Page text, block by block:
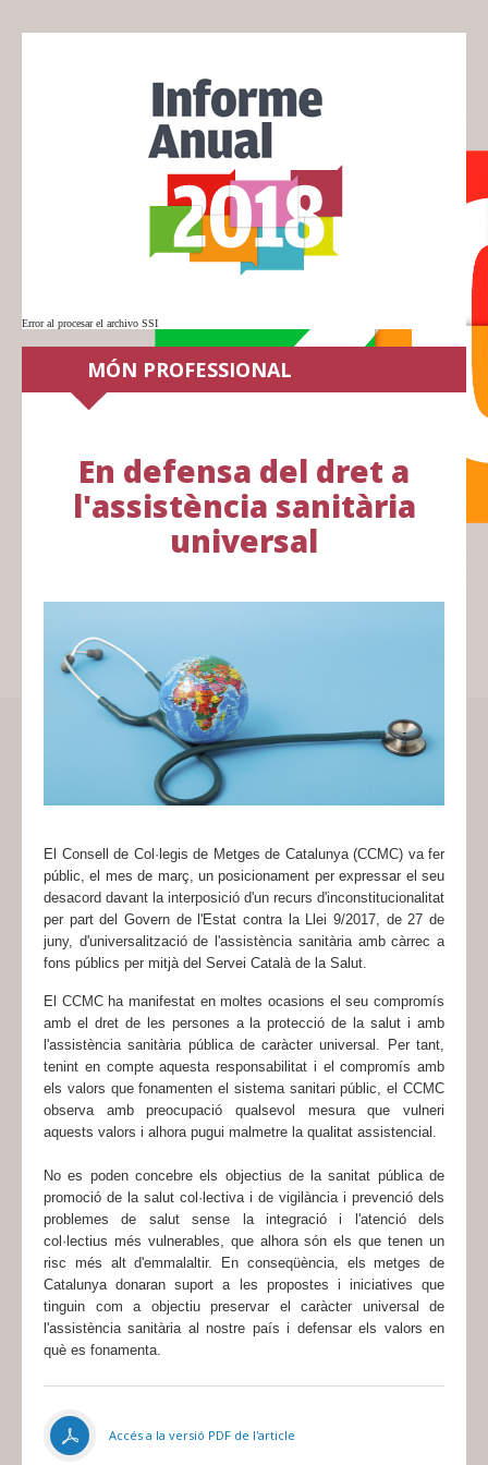
Error al procesar el archivo SSI
MÓN PROFESSIONAL
En defensa del dret a
l'assistència sanitària
universal
El Consell de Col·legis de Metges de Catalunya (CCMC) va fer
públic, el mes de març, un posicionament per expressar el seu
desacord davant la interposició d'un recurs d'inconstitucionalitat
per part del Govern de l'Estat contra la Llei 9/2017, de 27 de
juny, d'universalització de l'assistència sanitària amb càrrec a
fons públics per mitjà del Servei Català de la Salut.
El CCMC ha manifestat en moltes ocasions el seu compromís
amb el dret de les persones a la protecció de la salut i amb
l'assistència sanitària pública de caràcter universal. Per tant,
tenint en compte aquesta responsabilitat i el compromís amb
els valors que fonamenten el sistema sanitari públic, el CCMC
observa amb preocupació qualsevol mesura que vulneri
aquests valors i alhora pugui malmetre la qualitat assistencial.
No es poden concebre els objectius de la sanitat pública de
promoció de la salut col·lectiva i de vigilància i prevenció dels
problemes de salut sense la integració i l'atenció dels
col·lectius més vulnerables, que alhora són els que tenen un
risc més alt d'emmalaltir. En conseqüència, els metges de
Catalunya donaran suport a les propostes i iniciatives que
tinguin com a objectiu preservar el caràcter universal de
l'assistència sanitària al nostre país i defensar els valors en
què es fonamenta.
Accés a la versió PDF de l'article